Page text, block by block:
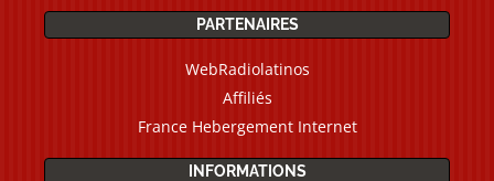
PARTENAIRES
WebRadiolatinos
Affiliés
France Hebergement Internet
INFORMATIONS